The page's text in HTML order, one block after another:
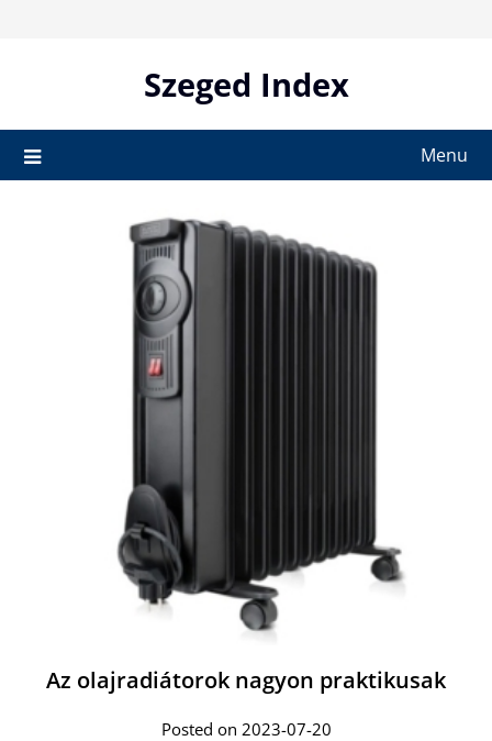
Szeged Index
Menu
Az olajradiátorok nagyon praktikusak
Posted on 2023-07-20